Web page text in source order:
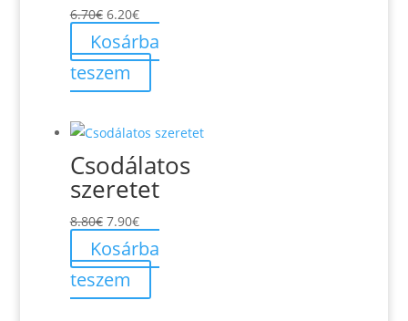
6.70€ Original
price
was:
6.70€.
6.20€Current
price
is:
Kosárba
teszem
Csodálatos
szeretet
8.80€ Original
price
was:
8.80€.
7.90€Current
price
is:
Kosárba
teszem